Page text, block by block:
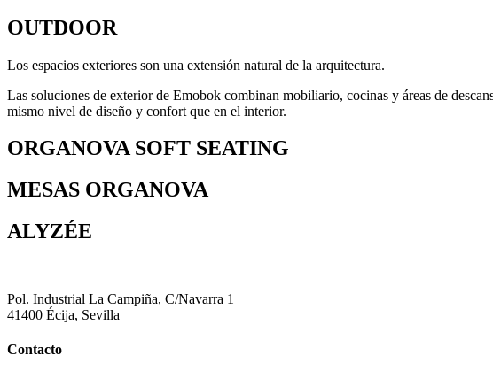
OUTDOOR
Los espacios exteriores son una extensión natural de la arquitectura.
Las soluciones de exterior de Emobok combinan mobiliario, cocinas y áreas de
mismo nivel de diseño y confort que en el interior.
ORGANOVA SOFT SEATING
MESAS ORGANOVA
ALYZÉE
Pol. Industrial La Campiña, C/Navarra 1
41400 Écija, Sevilla
Contacto